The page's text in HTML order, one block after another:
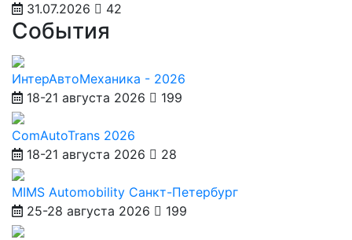
31.07.2026
42
События
ИнтерАвтоМеханика - 2026
18-21 августа 2026
199
ComAutoTrans 2026
18-21 августа 2026
28
MIMS Automobility Санкт-Петербург
25-28 августа 2026
199